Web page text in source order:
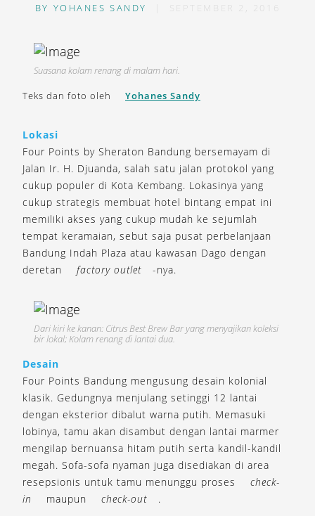
BY YOHANES SANDY SEPTEMBER 2, 2016
Suasana kolam renang di malam hari.
Teks dan foto oleh
Yohanes Sandy
Lokasi
Four Points by Sheraton Bandung bersemayam di
Jalan Ir. H. Djuanda, salah satu jalan protokol yang
cukup populer di Kota Kembang. Lokasinya yang
cukup strategis membuat hotel bintang empat ini
memiliki akses yang cukup mudah ke sejumlah
tempat keramaian, sebut saja pusat perbelanjaan
Bandung Indah Plaza atau kawasan Dago dengan
deretan
factory outlet -nya.
Dari kiri ke kanan: Citrus Best Brew Bar yang menyajikan koleksi
bir lokal; Kolam renang di lantai dua.
Desain
Four Points Bandung mengusung desain kolonial
klasik. Gedungnya menjulang setinggi 12 lantai
dengan eksterior dibalut warna putih. Memasuki
lobinya, tamu akan disambut dengan lantai marmer
mengilap bernuansa hitam putih serta kandil-kandil
megah. Sofa-sofa nyaman juga disediakan di area
resepsionis untuk tamu menunggu proses
check-
in
maupun check-out .